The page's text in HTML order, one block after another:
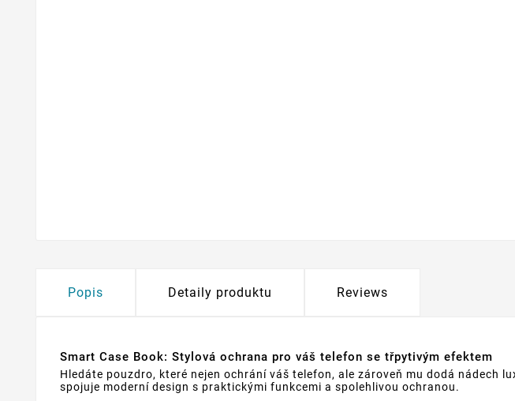
Popis Detaily produktu Reviews
Smart Case Book: Stylová ochrana pro váš telefon se třpytivým efektem
Hledáte pouzdro, které nejen ochrání váš telefon, ale zároveň mu dodá nádech
spojuje moderní design s praktickými funkcemi a spolehlivou ochranou.